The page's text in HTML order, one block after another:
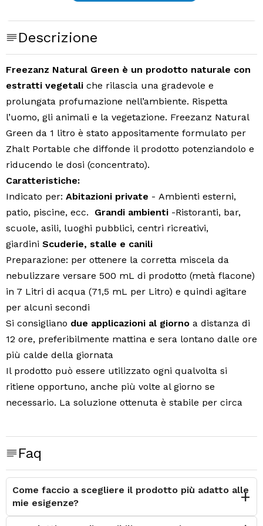
Descrizione
Freezanz Natural Green è un prodotto naturale con
estratti vegetali che rilascia una gradevole e
prolungata profumazione nell’ambiente. Rispetta
l’uomo, gli animali e la vegetazione. Freezanz Natural
Green da 1 litro è stato appositamente formulato per
Zhalt Portable che diffonde il prodotto potenziandolo e
riducendo le dosi (concentrato).
Caratteristiche:
Indicato per: Abitazioni private - Ambienti esterni,
patio, piscine, ecc. Grandi ambienti -Ristoranti, bar,
scuole, asili, luoghi pubblici, centri ricreativi,
giardini Scuderie, stalle e canili
Preparazione: per ottenere la corretta miscela da
nebulizzare versare 500 mL di prodotto (metà flacone)
in 7 Litri di acqua (71,5 mL per Litro) e quindi agitare
per alcuni secondi
Si consigliano due applicazioni al giorno a distanza di
12 ore, preferibilmente mattina e sera lontano dalle ore
più calde della giornata
Il prodotto può essere utilizzato ogni qualvolta si
ritiene opportuno, anche più volte al giorno se
necessario. La soluzione ottenuta è stabile per circa
Per il corretto funzionamento dell’impianto
nebulizzatore si raccomanda di non superare le dosi
Composizione: Aqua, Cymbopogon winterianus,
Eucalyptus globulus, Pelargonium graveolens, Olea
europaea, Capsicum annuum
Faq
Come faccio a scegliere il prodotto più adatto alle
mie esigenze?